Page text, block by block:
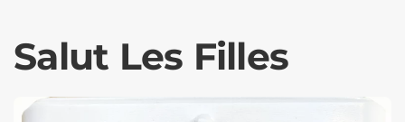
Salut Les Filles